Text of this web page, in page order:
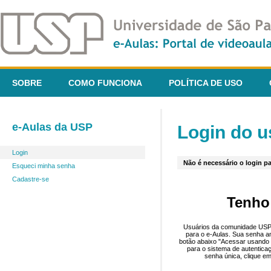
SOBRE COMO FUNCIONA POLÍTICA DE USO
e-Aulas da USP
Login
Esqueci minha senha
Cadastre-se
Login do
Não é necessário o login
Usuários da comunidade
para o e-Aulas. Sua senha
botão abaixo "Acessar
para o sistema de
senha única, clique